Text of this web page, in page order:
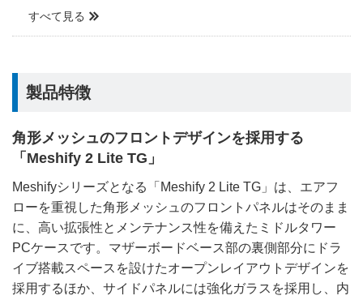
すべて見る
製品特徴
角形メッシュのフロントデザインを採用する
「Meshify 2 Lite TG」
Meshifyシリーズとなる「Meshify 2 Lite TG」は、エアフ
ローを重視した角形メッシュのフロントパネルはそのまま
に、高い拡張性とメンテナンス性を備えたミドルタワー
PCケースです。マザーボードベース部の裏側部分にドラ
イブ搭載スペースを設けたオープンレイアウトデザインを
採用するほか、サイドパネルには強化ガラスを採用し、内